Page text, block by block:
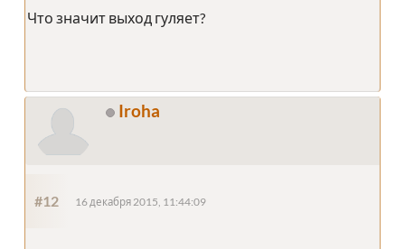
Что значит выход гуляет?
Iroha
#12 16 декабря 2015, 11:44:09